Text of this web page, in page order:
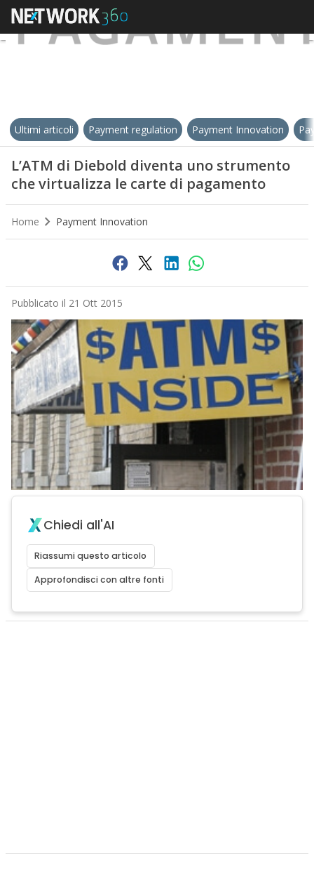
Ultimi articoli Payment regulation Payment Innovation
L’ATM di Diebold diventa uno strumento
che virtualizza le carte di pagamento
Home Payment Innovation
Pubblicato il 21 Ott 2015
Chiedi all'AI
Riassumi questo articolo
Approfondisci con altre fonti